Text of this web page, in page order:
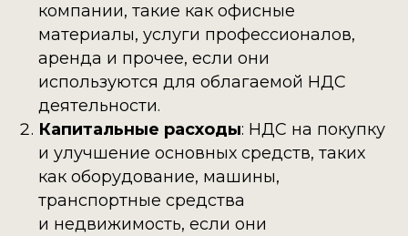
компании, такие как офисные
материалы, услуги профессионалов,
аренда и прочее, если они
используются для облагаемой НДС
деятельности.
Капитальные расходы: НДС на покупку
и улучшение основных средств, таких
как оборудование, машины,
транспортные средства
и недвижимость, если они